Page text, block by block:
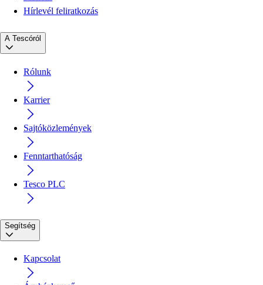
Hírlevél feliratkozás
A Tescóról
Rólunk
Karrier
Sajtóközlemények
Fenntarthatóság
Tesco PLC
Segítség
Kapcsolat